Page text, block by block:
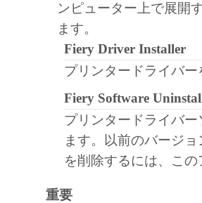
ンピューター上で展開
ます。
Fiery Driver Installer
プリンタードライバ
Fiery Software
プリンタードライバ
ます。以前のバージ
を削除するには、こ
重要